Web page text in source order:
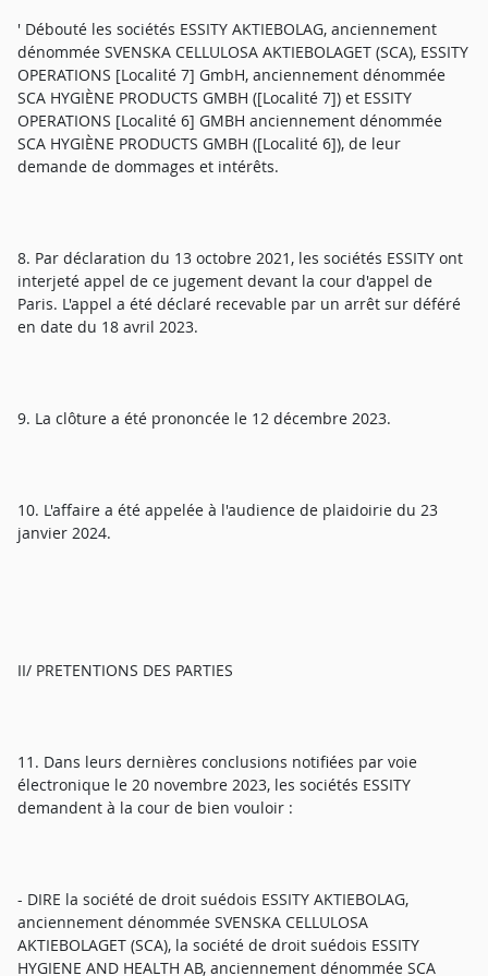
' Débouté les sociétés ESSITY AKTIEBOLAG, anciennement
dénommée SVENSKA CELLULOSA AKTIEBOLAGET (SCA), ESSITY
OPERATIONS [Localité 7] GmbH, anciennement dénommée
SCA HYGIÈNE PRODUCTS GMBH ([Localité 7]) et ESSITY
OPERATIONS [Localité 6] GMBH anciennement dénommée
SCA HYGIÈNE PRODUCTS GMBH ([Localité 6]), de leur
demande de dommages et intérêts.
8. Par déclaration du 13 octobre 2021, les sociétés ESSITY ont
interjeté appel de ce jugement devant la cour d'appel de
Paris. L'appel a été déclaré recevable par un arrêt sur déféré
en date du 18 avril 2023.
9. La clôture a été prononcée le 12 décembre 2023.
10. L'affaire a été appelée à l'audience de plaidoirie du 23
janvier 2024.
II/ PRETENTIONS DES PARTIES
11. Dans leurs dernières conclusions notifiées par voie
électronique le 20 novembre 2023, les sociétés ESSITY
demandent à la cour de bien vouloir :
- DIRE la société de droit suédois ESSITY AKTIEBOLAG,
anciennement dénommée SVENSKA CELLULOSA
AKTIEBOLAGET (SCA), la société de droit suédois ESSITY
HYGIENE AND HEALTH AB, anciennement dénommée SCA